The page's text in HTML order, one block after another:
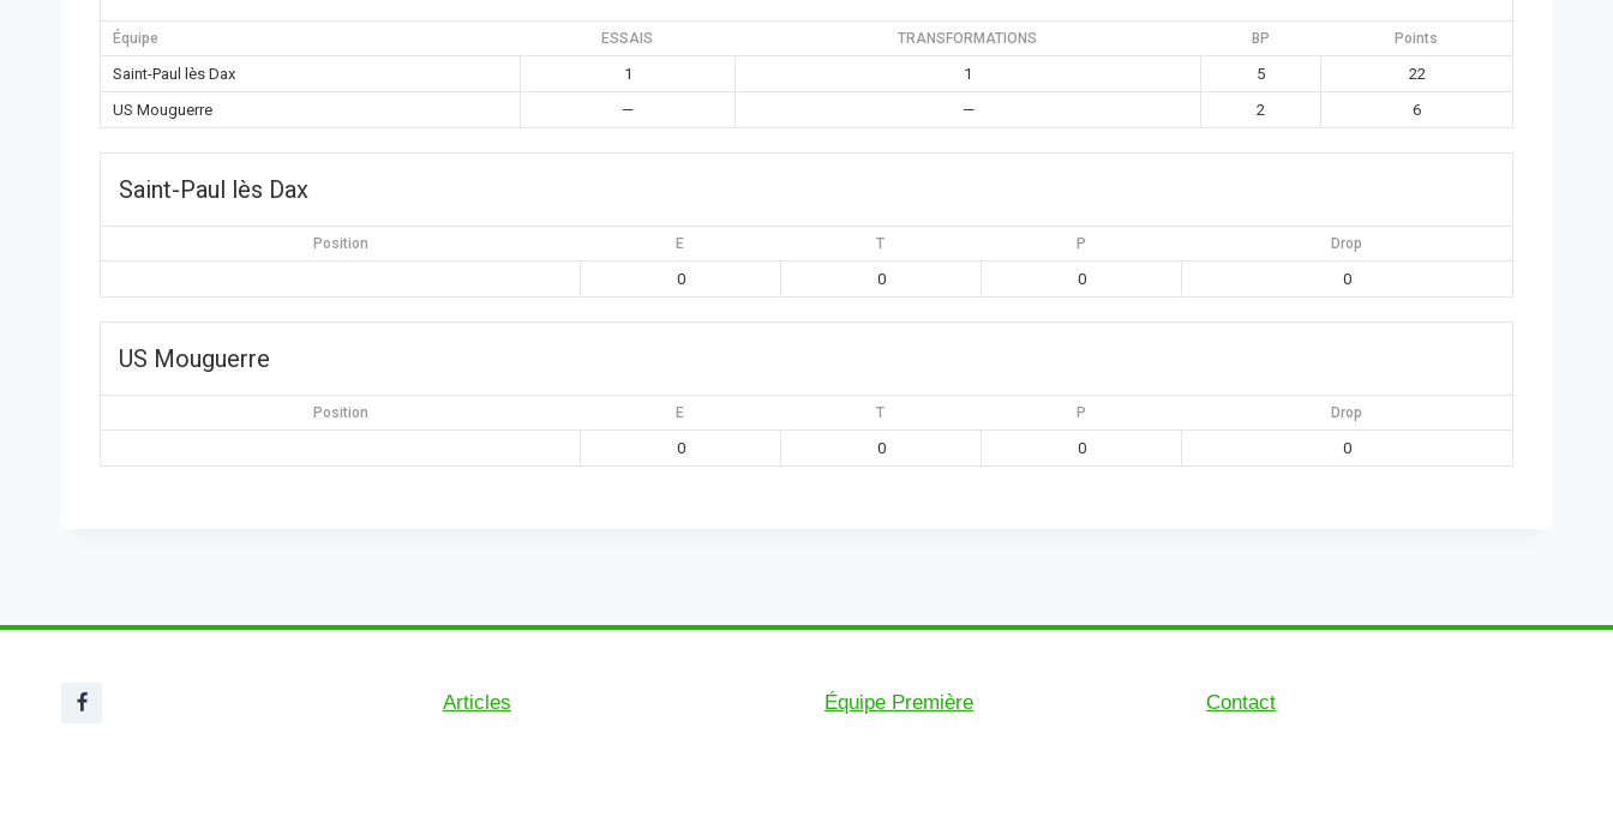
Équipe ESSAIS TRANSFORMATIONS BP Points
Saint-Paul lès Dax 1 1 5
22
US Mouguerre
— — 2 6
Saint-Paul lès Dax
Position E T P Drop
0 0 0 0
US Mouguerre
Position E T P Drop
0 0 0 0
Articles Équipe Première Contact